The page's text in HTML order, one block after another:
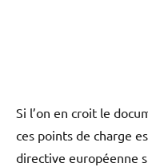
Si l’on en croit le
ces points de charge
directive européenne